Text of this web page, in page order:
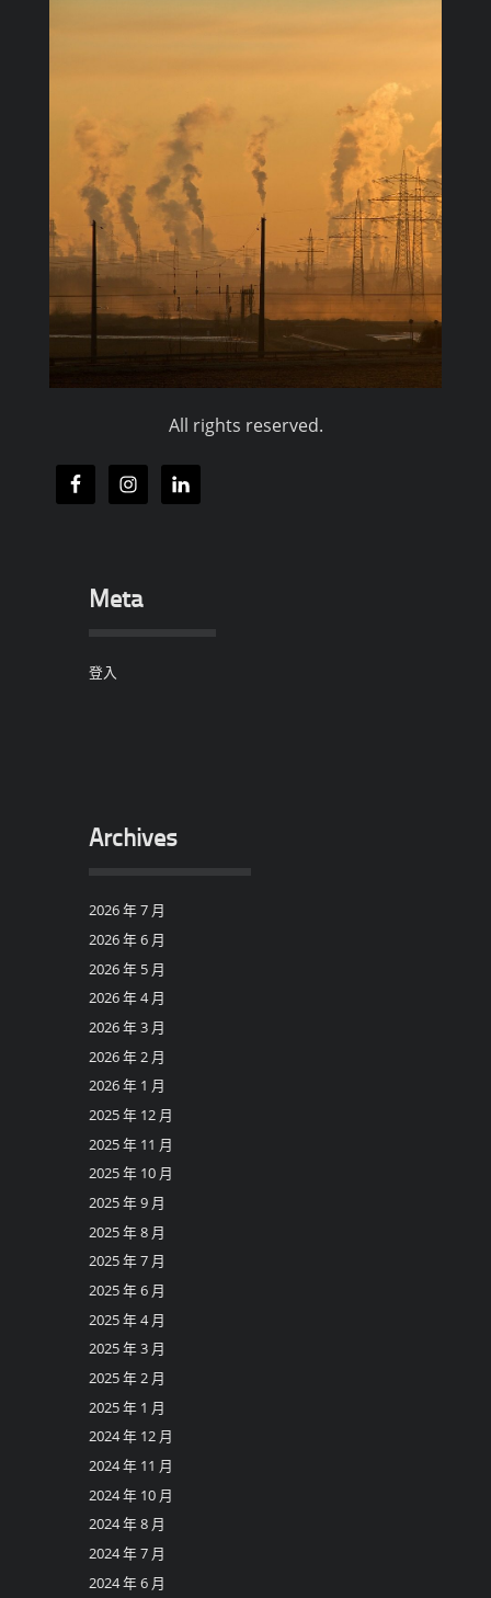
All rights reserved.
Meta
登入
Archives
2026 年 7 月
2026 年 6 月
2026 年 5 月
2026 年 4 月
2026 年 3 月
2026 年 2 月
2026 年 1 月
2025 年 12 月
2025 年 11 月
2025 年 10 月
2025 年 9 月
2025 年 8 月
2025 年 7 月
2025 年 6 月
2025 年 4 月
2025 年 3 月
2025 年 2 月
2025 年 1 月
2024 年 12 月
2024 年 11 月
2024 年 10 月
2024 年 8 月
2024 年 7 月
2024 年 6 月